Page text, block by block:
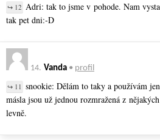
↪ 12 Adri: tak to jsme v pohode. Nam
tak pet dni:-D
14. Vanda • profil
↪ 11 snookie: Dělám to taky a používám
másla jsou už jednou rozmražená z
levně.